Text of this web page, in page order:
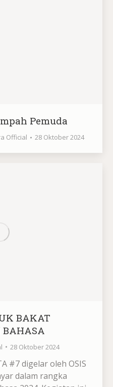
Pemuda
Official 28 Oktober 2024
BAKAT
BAHASA
28 Oktober 2024
#7 digelar oleh OSIS
dalam rangka